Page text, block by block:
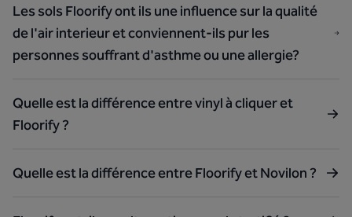
Les sols Floorify ont ils une influence sur la qualité
de l'air interieur et conviennent-ils pur les
personnes souffrant d'asthme ou une allergie?
Quelle est la différence entre vinyl à cliquer et
Floorify ?
Quelle est la différence entre Floorify et Novilon ?